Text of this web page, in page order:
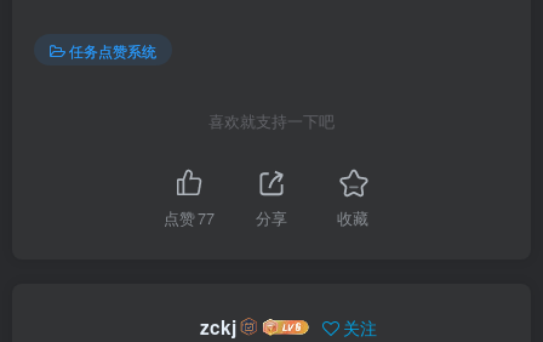
任务点赞系统
喜欢就支持一下吧
点赞77 分享 收藏
zckj 关注